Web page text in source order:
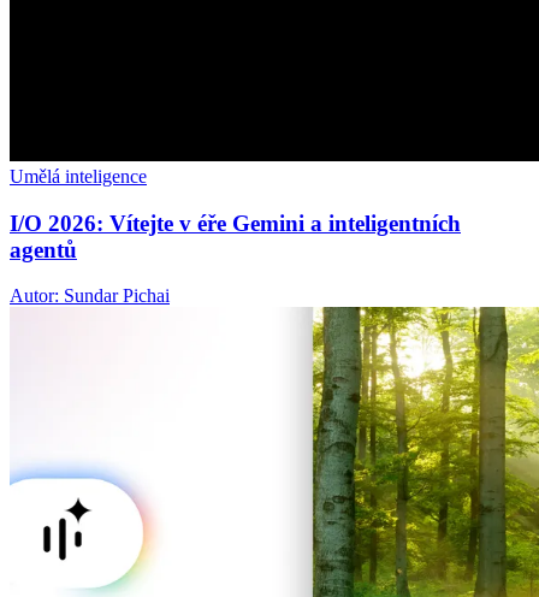
Umělá inteligence
I/O 2026: Vítejte v éře Gemini a inteligentních
agentů
Autor: Sundar Pichai